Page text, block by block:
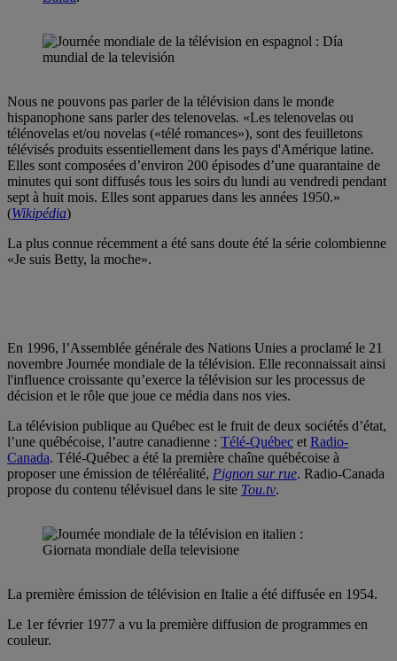
Nous ne pouvons pas parler de la télévision dans le monde
hispanophone sans parler des telenovelas. «Les telenovelas ou
télénovelas et/ou novelas («télé romances»), sont des feuilletons
télévisés produits essentiellement dans les pays d'Amérique latine.
Elles sont composées d’environ 200 épisodes d’une quarantaine de
minutes qui sont diffusés tous les soirs du lundi au vendredi pendant
sept à huit mois. Elles sont apparues dans les années 1950.»
(Wikipédia)
La plus connue récemment a été sans doute été la série colombienne
«Je suis Betty, la moche».
En 1996, l’Assemblée générale des Nations Unies a proclamé le 21
novembre Journée mondiale de la télévision. Elle reconnaissait ainsi
l'influence croissante qu’exerce la télévision sur les processus de
décision et le rôle que joue ce média dans nos vies.
La télévision publique au Québec est le fruit de deux sociétés d’état,
l’une québécoise, l’autre canadienne : Télé-Québec et Radio-
Canada. Télé-Québec a été la première chaîne québécoise à
proposer une émission de téléréalité, Pignon sur rue. Radio-Canada
propose du contenu télévisuel dans le site Tou.tv.
La première émission de télévision en Italie a été diffusée en 1954.
Le 1er février 1977 a vu la première diffusion de programmes en
couleur.